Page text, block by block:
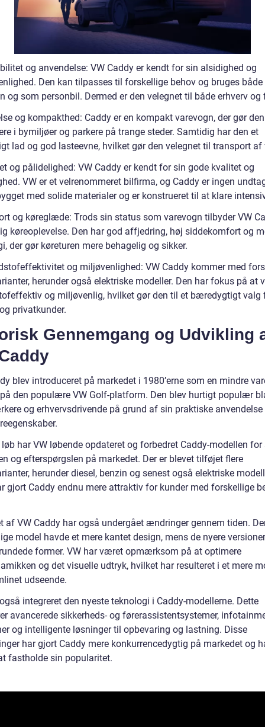
og anvendelse: VW Caddy er kendt for sin alsidighed og
Den kan tilpasses til forskellige behov og bruges
og som personbil. Dermed er den velegnet til både erhverv og
og kompakthed: Caddy er en kompakt varevogn, der gør
i bymiljøer og parkere på trange steder. Samtidig har den et
lad og god lasteevne, hvilket gør den velegnet til transport af
og pålidelighed: VW Caddy er kendt for sin gode kvalitet og
VW er et velrenommeret bilfirma, og Caddy er ingen
med solide materialer og er konstrueret til at klare
og køreglæde: Trods sin status som varevogn tilbyder VW
køreoplevelse. Den har god affjedring, høj siddekomfort og
der gør køreturen mere behagelig og sikker.
og miljøvenlighed: VW Caddy kommer med
herunder også elektriske modeller. Den har fokus på at
og miljøvenlig, hvilket gør den til et bæredygtigt valg
privatkunder.
Gennemgang og Udvikling
blev introduceret på markedet i 1980’erne som en mindre
den populære VW Golf-platform. Den blev hurtigt populær
og erhvervsdrivende på grund af sin praktiske anvendelse
løb har VW løbende opdateret og forbedret Caddy-modellen
og efterspørgslen på markedet. Der er blevet tilføjet flere
herunder diesel, benzin og senest også elektriske
gjort Caddy endnu mere attraktiv for kunder med forskellige
af VW Caddy har også undergået ændringer gennem tiden.
model havde et mere kantet design, mens de nyere
former. VW har været opmærksom på at optimere
og det visuelle udtryk, hvilket har resulteret i et mere
udseende.
integreret den nyeste teknologi i Caddy-modellerne. Dette
avancerede sikkerheds- og førerassistentsystemer,
og intelligente løsninger til opbevaring og lastning. Disse
har gjort Caddy mere konkurrencedygtig på markedet og
fastholde sin popularitet.